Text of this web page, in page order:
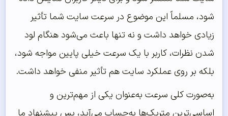
شود، مسلماً این موضوع در سرعت سایت شما تأثیر
زیادی خواهد داشت و نه تنها باعث می‌شود هنگام لود
شدن نظرات، کاربر با یک سرعت خیلی پایین مواجه شود،
بلکه بر روی عملکرد سایت هم تأثیر منفی خواهد داشت.
به‌صورت کلی سرعت به‌عنوان یکی از مهم‌ترین و
اساسی‌ترین متریک‌ها به‌حساب می‌آید، پس پیشنهاد ما